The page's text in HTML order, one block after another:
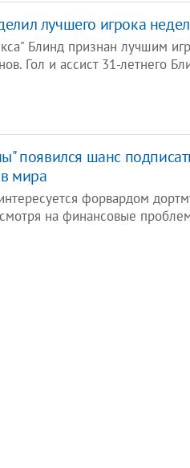
лучшего игрока
Блинд признан лучшим
Гол и ассист 31-летнего
появился шанс
мира
форвардом
на финансовые